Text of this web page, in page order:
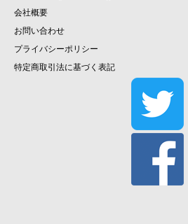
会社概要
お問い合わせ
プライバシーポリシー
特定商取引法に基づく表記